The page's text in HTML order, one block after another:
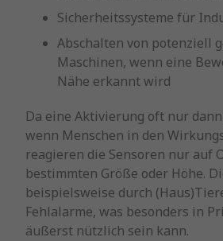
Sicherheitssysteme für
Abschalten von potenziell
Maschinen, wenn eine
Nähe erkannt wird
Da eine Aktivierung oft nur
wenn Menschen in den
reagieren die Sensoren nur auf
bestimmten Größe oder Höhe.
beispielsweise durch
Fehlalarme, was besonders in
äußerst nützlich sein kann.